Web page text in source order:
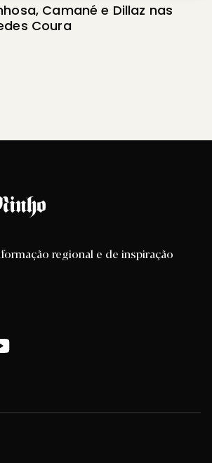
Camané e Dillaz nas
Coura
regional e de inspiração